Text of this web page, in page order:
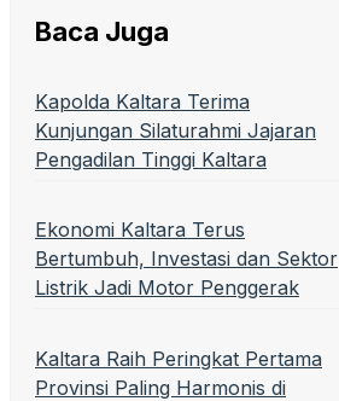
Baca Juga
Kapolda Kaltara Terima
Kunjungan Silaturahmi Jajaran
Pengadilan Tinggi Kaltara
Ekonomi Kaltara Terus
Bertumbuh, Investasi dan Sektor
Listrik Jadi Motor Penggerak
Kaltara Raih Peringkat Pertama
Provinsi Paling Harmonis di